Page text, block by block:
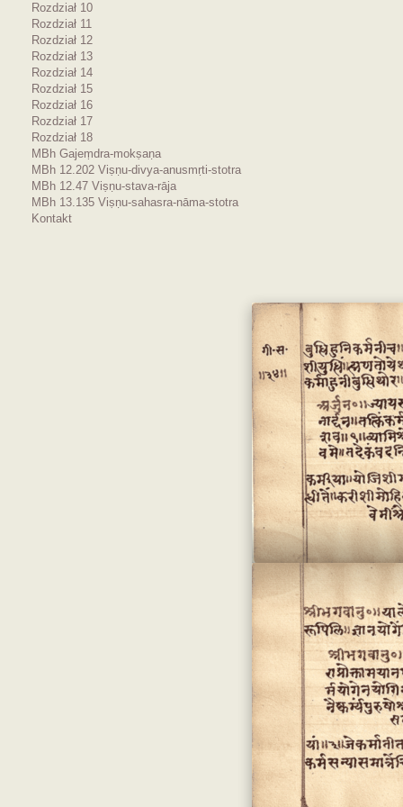
Rozdział 10
Rozdział 11
Rozdział 12
Rozdział 13
Rozdział 14
Rozdział 15
Rozdział 16
Rozdział 17
Rozdział 18
MBh Gajeṃdra-mokṣaṇa
MBh 12.202 Viṣṇu-divya-anusmṛti-stotra
MBh 12.47 Viṣṇu-stava-rāja
MBh 13.135 Viṣṇu-sahasra-nāma-stotra
Kontakt